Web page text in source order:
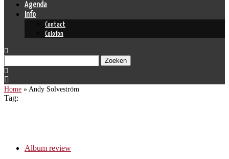
Agenda
Info
Contact
Colofon
Zoeken
Home » Andy Solveström
Tag:
Album review